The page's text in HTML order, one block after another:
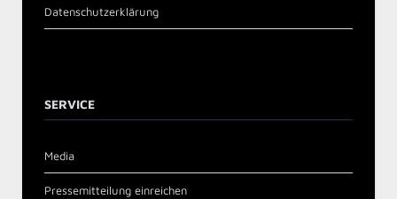
Datenschutzerklärung
SERVICE
Media
Pressemitteilung einreichen